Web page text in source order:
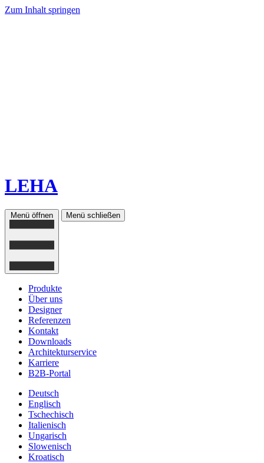
Zum Inhalt springen
LEHA
Menü öffnen Menü schließen
Produkte
Über uns
Designer
Referenzen
Kontakt
Downloads
Architekturservice
Karriere
B2B-Portal
Deutsch
Englisch
Tschechisch
Italienisch
Ungarisch
Slowenisch
Kroatisch